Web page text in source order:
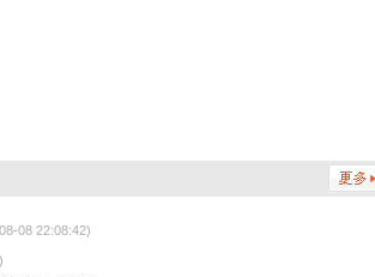
08 22:08:42)